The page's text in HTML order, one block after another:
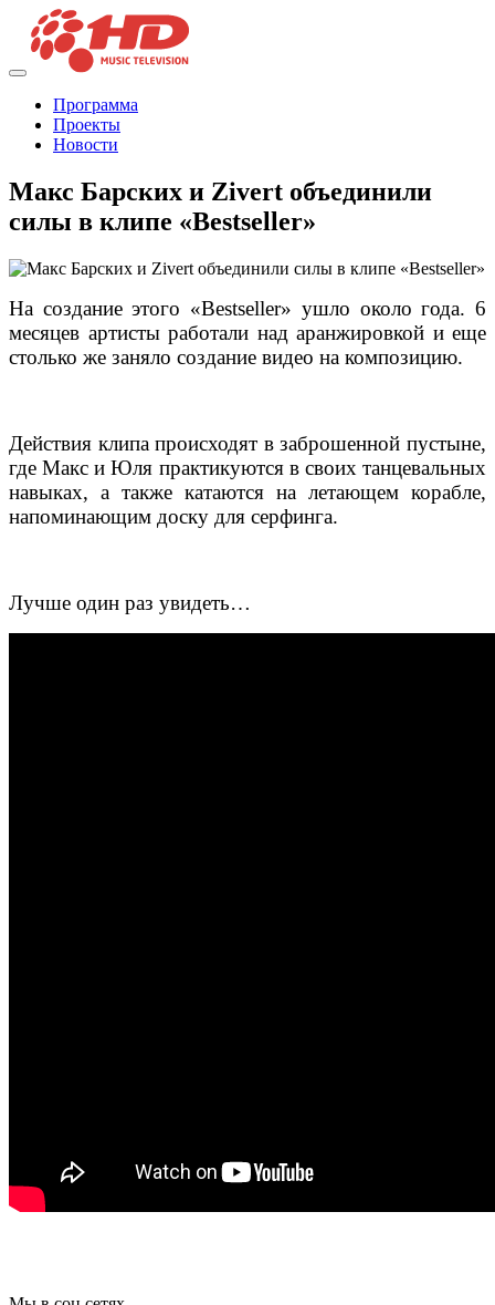
Программа
Проекты
Новости
Макс Барских и Zivert объединили
силы в клипе «Bestseller»
На создание этого «Bestseller» ушло около года. 6
месяцев артисты работали над аранжировкой и еще
столько же заняло создание видео на композицию.
Действия клипа происходят в заброшенной пустыне,
где Макс и Юля практикуются в своих танцевальных
навыках, а также катаются на летающем корабле,
напоминающим доску для серфинга.
Лучше один раз увидеть…